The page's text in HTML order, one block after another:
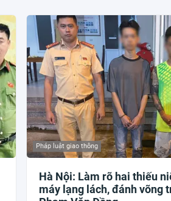
Pháp luật giao thông
Hà Nội: Làm rõ hai thiếu
máy lạng lách, đánh võng